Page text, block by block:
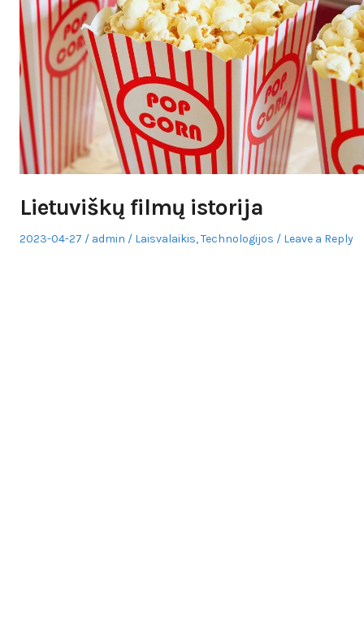
Lietuviškų filmų istorija
Posted
2023-04-27 Author
admin
Posted
Laisvalaikis,Technologijos Leave a Reply